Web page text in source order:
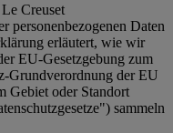
Creuset
personenbezogenen Daten
erläutert, wie wir
EU-Gesetzgebung zum
Grundverordnung der EU
Gebiet oder Standort
") sammeln